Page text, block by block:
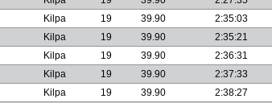
Kilpa 19 39.90 2:35:03
Kilpa 19 39.90 2:35:21
Kilpa 19 39.90 2:36:31
Kilpa 19 39.90 2:37:33
Kilpa 19 39.90 2:38:27